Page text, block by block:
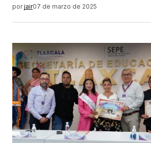
por jair07 de marzo de 2025